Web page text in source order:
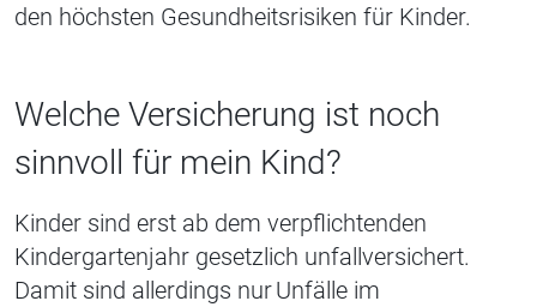
den höchsten Gesundheitsrisiken für Kinder.
Welche Versicherung ist noch
sinnvoll für mein Kind?
Kinder sind erst ab dem verpflichtenden
Kindergartenjahr gesetzlich unfallversichert.
Damit sind allerdings nur Unfälle im